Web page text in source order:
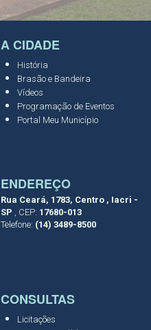
A CIDADE
História
Brasão e Bandeira
Vídeos
Programação de Eventos
Portal Meu Município
ENDEREÇO
Rua Ceará, 1783, Centro , Iacri -
SP , CEP: 17680-013
Telefone: (14) 3489-8500
CONSULTAS
Licitações